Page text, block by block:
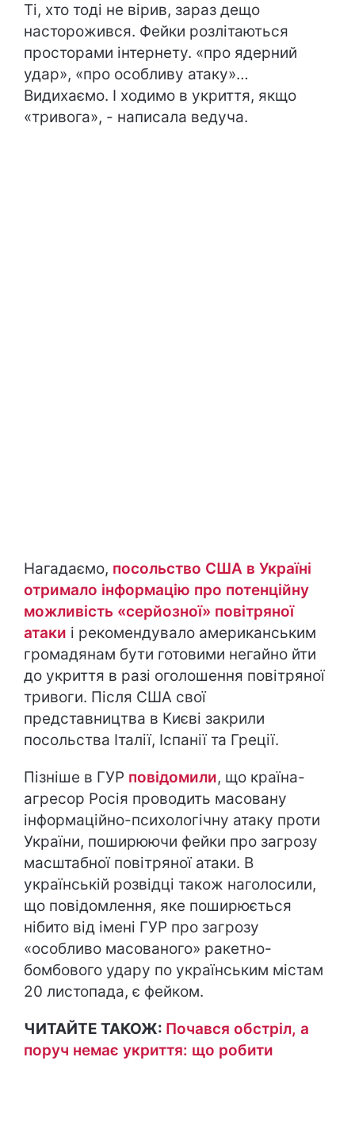
Ті, хто тоді не вірив, зараз дещо
насторожився. Фейки розлітаються
просторами інтернету. «про ядерний
удар», «про особливу атаку»…
Видихаємо. І ходимо в укриття, якщо
«тривога», - написала ведуча.
Нагадаємо, посольство США в Україні
отримало інформацію про потенційну
можливість «серйозної» повітряної
атаки і рекомендувало американським
громадянам бути готовими негайно йти
до укриття в разі оголошення повітряної
тривоги. Після США свої
представництва в Києві закрили
посольства Італії, Іспанії та Греції.
Пізніше в ГУР повідомили, що країна-
агресор Росія проводить масовану
інформаційно-психологічну атаку проти
України, поширюючи фейки про загрозу
масштабної повітряної атаки. В
українській розвідці також наголосили,
що повідомлення, яке поширюється
нібито від імені ГУР про загрозу
«особливо масованого» ракетно-
бомбового удару по українським містам
20 листопада, є фейком.
ЧИТАЙТЕ ТАКОЖ: Почався обстріл, а
поруч немає укриття: що робити